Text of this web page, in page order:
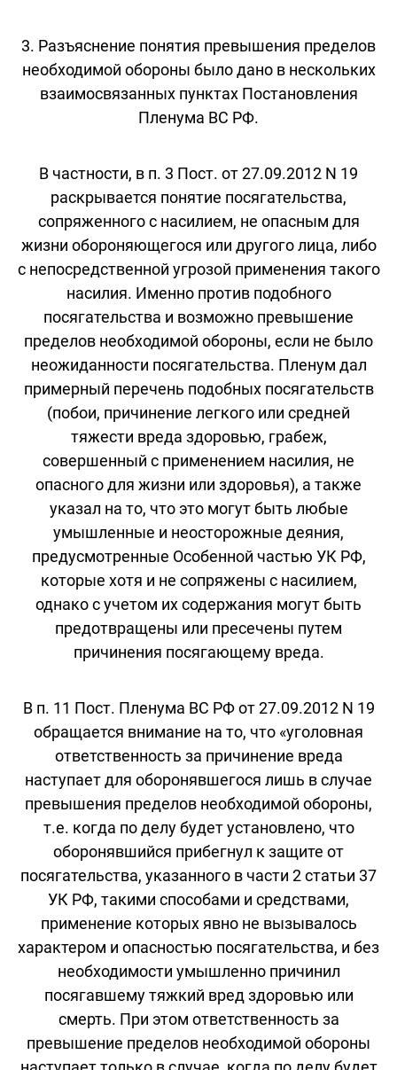
3. Разъяснение понятия превышения пределов
необходимой обороны было дано в нескольких
взаимосвязанных пунктах Постановления
Пленума ВС РФ.
В частности, в п. 3 Пост. от 27.09.2012 N 19
раскрывается понятие посягательства,
сопряженного с насилием, не опасным для
жизни обороняющегося или другого лица, либо
с непосредственной угрозой применения такого
насилия. Именно против подобного
посягательства и возможно превышение
пределов необходимой обороны, если не было
неожиданности посягательства. Пленум дал
примерный перечень подобных посягательств
(побои, причинение легкого или средней
тяжести вреда здоровью, грабеж,
совершенный с применением насилия, не
опасного для жизни или здоровья), а также
указал на то, что это могут быть любые
умышленные и неосторожные деяния,
предусмотренные Особенной частью УК РФ,
которые хотя и не сопряжены с насилием,
однако с учетом их содержания могут быть
предотвращены или пресечены путем
причинения посягающему вреда.
В п. 11 Пост. Пленума ВС РФ от 27.09.2012 N 19
обращается внимание на то, что «уголовная
ответственность за причинение вреда
наступает для оборонявшегося лишь в случае
превышения пределов необходимой обороны,
т.е. когда по делу будет установлено, что
оборонявшийся прибегнул к защите от
посягательства, указанного в части 2 статьи 37
УК РФ, такими способами и средствами,
применение которых явно не вызывалось
характером и опасностью посягательства, и без
необходимости умышленно причинил
посягавшему тяжкий вред здоровью или
смерть. При этом ответственность за
превышение пределов необходимой обороны